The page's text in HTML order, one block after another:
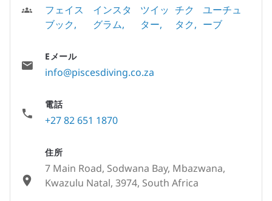
フェイス
ブック
インスタ
グラム
ツイッ
ター
チク
タク
ユーチュ
ーブ
Eメール
info@piscesdiving.co.za
電話
+27 82 651 1870
住所
7 Main Road, Sodwana Bay, Mbazwana,
Kwazulu Natal, 3974, South Africa